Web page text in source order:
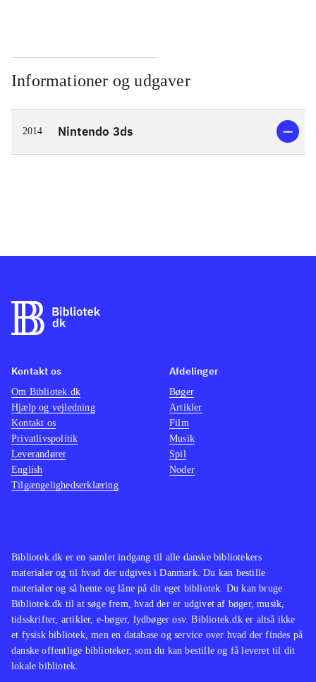
Informationer og udgaver
2014 Nintendo 3ds
Bibliotek.dk er en samlet indgang til alle danske bibliotekers
materialer og til hvad der udgives i Danmark. Du kan bestille
materialer og så hente og låne på dit eget bibliotek. Du kan bruge
Bibliotek.dk til at søge frem, hvad der er udgivet af bøger, musik,
tidsskrifter, artikler, e-bøger, lydbøger osv. Bibliotek.dk er altså ikke
et fysisk bibliotek, men en database og service over hvad der findes på
danske offentlige biblioteker, som du kan bestille og få leveret til dit
lokale bibliotek.
Kontakt os
Om Bibliotek.dk
Hjælp og vejledning
Kontakt os
Privatlivspolitik
Leverandører
English
Tilgængelighedserklæring
Afdelinger
Bøger
Artikler
Film
Musik
Spil
Noder